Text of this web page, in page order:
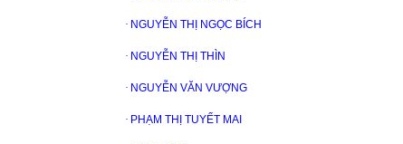
· NGUYỄN THỊ NGỌC BÍCH
· NGUYỄN THỊ THÌN
· NGUYỄN VĂN VƯỢNG
· PHẠM THỊ TUYẾT MAI